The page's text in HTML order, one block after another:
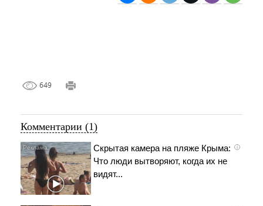
649
Комментарии (1)
i
Скрытая камера на пляже Крыма:
Что люди вытворяют, когда их не
видят...